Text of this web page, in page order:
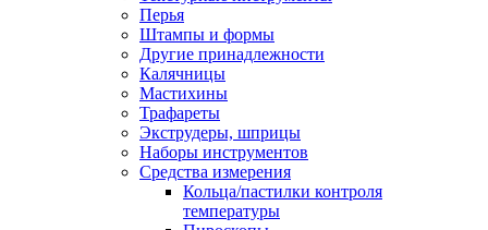
Перья
Штампы и формы
Другие принадлежности
Калячницы
Мастихины
Трафареты
Экструдеры, шприцы
Наборы инструментов
Средства измерения
Кольца/пастилки контроля
температуры